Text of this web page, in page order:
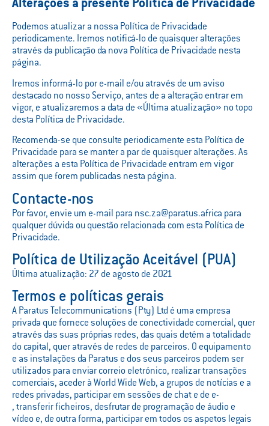
Alterações à presente Política de Privacidade
Podemos atualizar a nossa Política de Privacidade
periodicamente. Iremos notificá-lo de quaisquer alterações
através da publicação da nova Política de Privacidade nesta
página.
Iremos informá-lo por e-mail e/ou através de um aviso
destacado no nosso Serviço, antes de a alteração entrar em
vigor, e atualizaremos a data de «Última atualização» no topo
desta Política de Privacidade.
Recomenda-se que consulte periodicamente esta Política de
Privacidade para se manter a par de quaisquer alterações. As
alterações a esta Política de Privacidade entram em vigor
assim que forem publicadas nesta página.
Contacte-nos
Por favor, envie um e-mail para nsc.za@paratus.africa para
qualquer dúvida ou questão relacionada com esta Política de
Privacidade.
Política de Utilização Aceitável (PUA)
Última atualização: 27 de agosto de 2021
Termos e políticas gerais
A Paratus Telecommunications (Pty) Ltd é uma empresa
privada que fornece soluções de conectividade comercial, quer
através das suas próprias redes, das quais detém a totalidade
do capital, quer através de redes de parceiros. O equipamento
e as instalações da Paratus e dos seus parceiros podem ser
utilizados para enviar correio eletrónico, realizar transações
comerciais, aceder à World Wide Web, a grupos de notícias e a
redes privadas, participar em sessões de chat e de e-
, transferir ficheiros, desfrutar de programação de áudio e
vídeo e, de outra forma, participar em todos os aspetos legais